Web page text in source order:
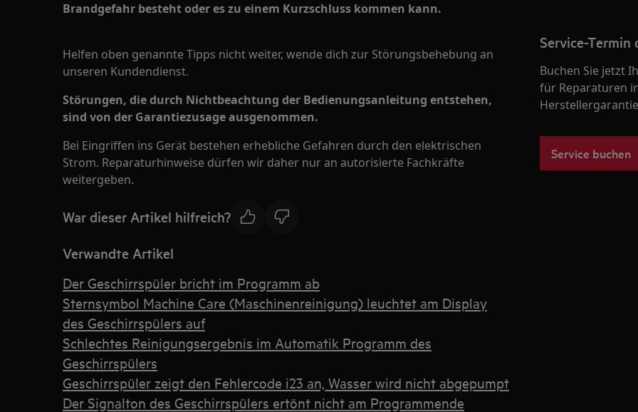
Brandgefahr besteht oder es zu einem Kurzschluss kommen kann.
Helfen oben genannte Tipps nicht weiter, wende dich zur Störungsbehebung an
unseren Kundendienst.
Störungen, die durch Nichtbeachtung der Bedienungsanleitung entstehen,
sind von der Garantiezusage ausgenommen.
Bei Eingriffen ins Gerät bestehen erhebliche Gefahren durch den elektrischen
Strom. Reparaturhinweise dürfen wir daher nur an autorisierte Fachkräfte
weitergeben.
War dieser Artikel hilfreich?
Verwandte Artikel
Der Geschirrspüler bricht im Programm ab
Sternsymbol Machine Care (Maschinenreinigung) leuchtet am Display
des Geschirrspülers auf
Schlechtes Reinigungsergebnis im Automatik Programm des
Geschirrspülers
Geschirrspüler zeigt den Fehlercode i23 an, Wasser wird nicht abgepumpt
Der Signalton des Geschirrspülers ertönt nicht am Programmende
Service-Termin
Buchen Sie jetzt
für Reparaturen
Service buchen